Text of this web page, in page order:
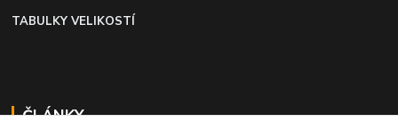
TABULKY VELIKOSTÍ
ČLÁNKY